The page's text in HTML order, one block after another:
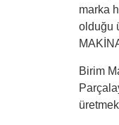
marka
olduğu
Birim